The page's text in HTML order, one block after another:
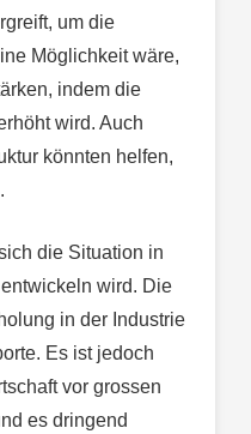
um die
Möglichkeit wäre,
indem die
wird. Auch
könnten helfen,
die Situation in
wird. Die
in der Industrie
Es ist jedoch
vor grossen
es dringend